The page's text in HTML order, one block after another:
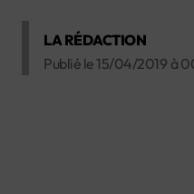
LA RÉDACTION
Publié le 15/04/2019 à